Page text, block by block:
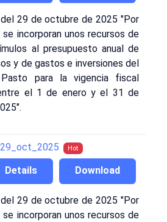
29 de octubre de 2025 "Por
incorporan unos recursos de
al presupuesto anual de
y de gastos e inversiones del
para la vigencia fiscal
el 1 de enero y el 31 de
Hot
Download
Details
29 de octubre de 2025 "Por
incorporan unos recursos de